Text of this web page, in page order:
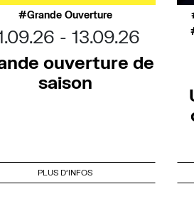
Grande Ouverture
13.09.26
ouverture de
saison
PLUS D'INFOS